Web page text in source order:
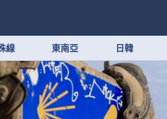
線 東南亞 日韓